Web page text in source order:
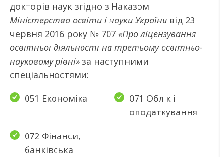
докторів наук згідно з Наказом
Міністерства освіти і науки України від 23
червня 2016 року № 707 «Про ліцензування
освітньої діяльності на третьому освітньо-
науковому рівні» за наступними
спеціальностями:
051 Економіка
071 Облік і
оподаткування
072 Фінанси,
банківська